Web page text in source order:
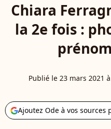
Chiara
la 2e fois :
Publié le 23 mars 2021
Ajoutez Ode à vos sources